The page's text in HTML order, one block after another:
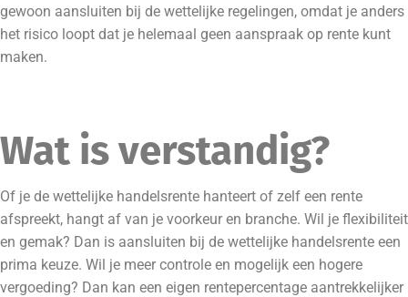
gewoon aansluiten bij de wettelijke regelingen, omdat je anders
het risico loopt dat je helemaal geen aanspraak op rente kunt
maken.
Wat is verstandig?
Of je de wettelijke handelsrente hanteert of zelf een rente
afspreekt, hangt af van je voorkeur en branche. Wil je flexibiliteit
en gemak? Dan is aansluiten bij de wettelijke handelsrente een
prima keuze. Wil je meer controle en mogelijk een hogere
vergoeding? Dan kan een eigen rentepercentage aantrekkelijker